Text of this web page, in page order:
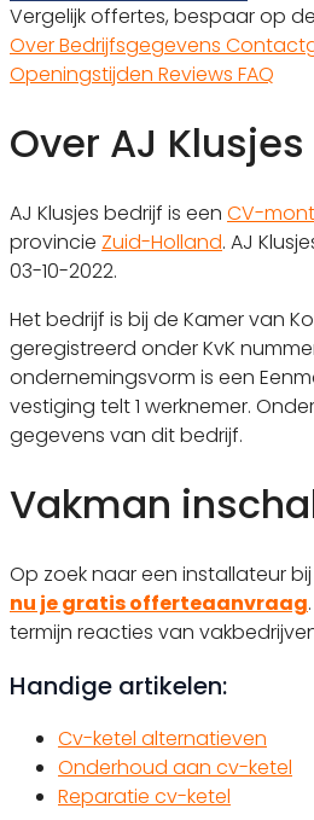
Vergelijk offertes, bespaar op
OverBedrijfsgegevens
Openingstijden Reviews FAQ
Over AJ
AJ Klusjes bedrijf is een CV-
provincie Zuid-Holland. AJ
03-10-2022.
Het bedrijf is bij de Kamer van
geregistreerd onder KvK
ondernemingsvorm is een
vestiging telt 1 werknemer.
gegevens van dit bedrijf.
Vakman
Op zoek naar een installateur
nu je gratis offerteaanvraag
termijn reacties van
Handige artikelen:
Cv-ketel alternatieven
Onderhoud aan cv-ketel
Reparatie cv-ketel